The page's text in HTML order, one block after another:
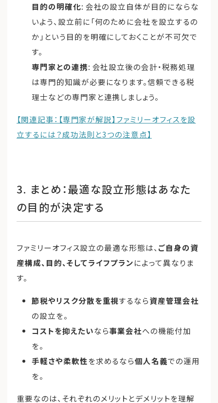
目的の明確化: 会社の設立自体が目的にならな
いよう、設立前に「何のために会社を設立するの
か」という目的を明確にしておくことが不可欠で
す。
専門家との連携: 会社設立後の会計・税務処理
は専門的知識が必要になります。信頼できる税
理士などの専門家と連携しましょう。
【関連記事：【専門家が解説】ファミリーオフィスを設
立するには？成功法則と3つの注意点】
3. まとめ：最適な設立形態はあなた
の目的が決定する
ファミリーオフィス設立の最適な形態は、 ご自身の資
産構成、目的、そしてライフプランによって異なりま
す。
節税やリスク分散を重視するなら資産管理会社
の設立を。
コストを抑えたいなら事業会社への機能付加
を。
手軽さや柔軟性を求めるなら個人名義での運用
を。
重要なのは、それぞれのメリットとデメリットを理解